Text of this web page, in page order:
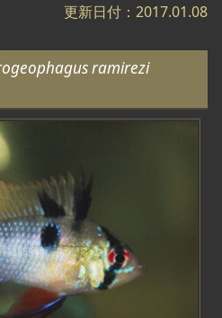
更新日付：2017.01.08
ramirezi